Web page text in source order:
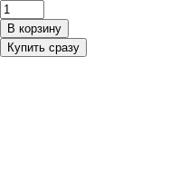
В корзину
Купить сразу